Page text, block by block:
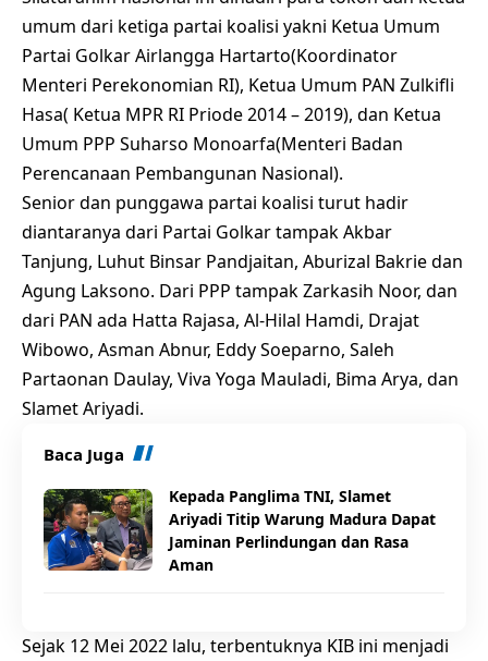
umum dari ketiga partai koalisi yakni Ketua Umum
Partai Golkar Airlangga Hartarto(Koordinator
Menteri Perekonomian RI), Ketua Umum PAN Zulkifli
Hasa( Ketua MPR RI Priode 2014 – 2019), dan Ketua
Umum PPP Suharso Monoarfa(Menteri Badan
Perencanaan Pembangunan Nasional).
Senior dan punggawa partai koalisi turut hadir
diantaranya dari Partai Golkar tampak Akbar
Tanjung, Luhut Binsar Pandjaitan, Aburizal Bakrie dan
Agung Laksono. Dari PPP tampak Zarkasih Noor, dan
dari PAN ada Hatta Rajasa, Al-Hilal Hamdi, Drajat
Wibowo, Asman Abnur, Eddy Soeparno, Saleh
Partaonan Daulay, Viva Yoga Mauladi, Bima Arya, dan
Slamet Ariyadi.
Baca Juga
Kepada Panglima TNI, Slamet
Ariyadi Titip Warung Madura Dapat
Jaminan Perlindungan dan Rasa
Aman
Sejak 12 Mei 2022 lalu, terbentuknya KIB ini menjadi